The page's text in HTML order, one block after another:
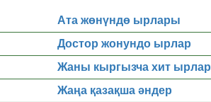
Ата жөнүндө ырлары
Достор жонундо ырлар
Жаны кыргызча хит ырлар
Жаңа қазақша әндер